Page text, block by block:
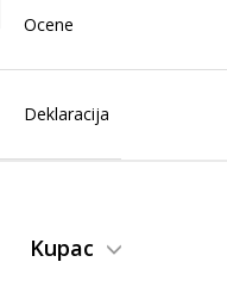
Ocene
Deklaracija
Kupac